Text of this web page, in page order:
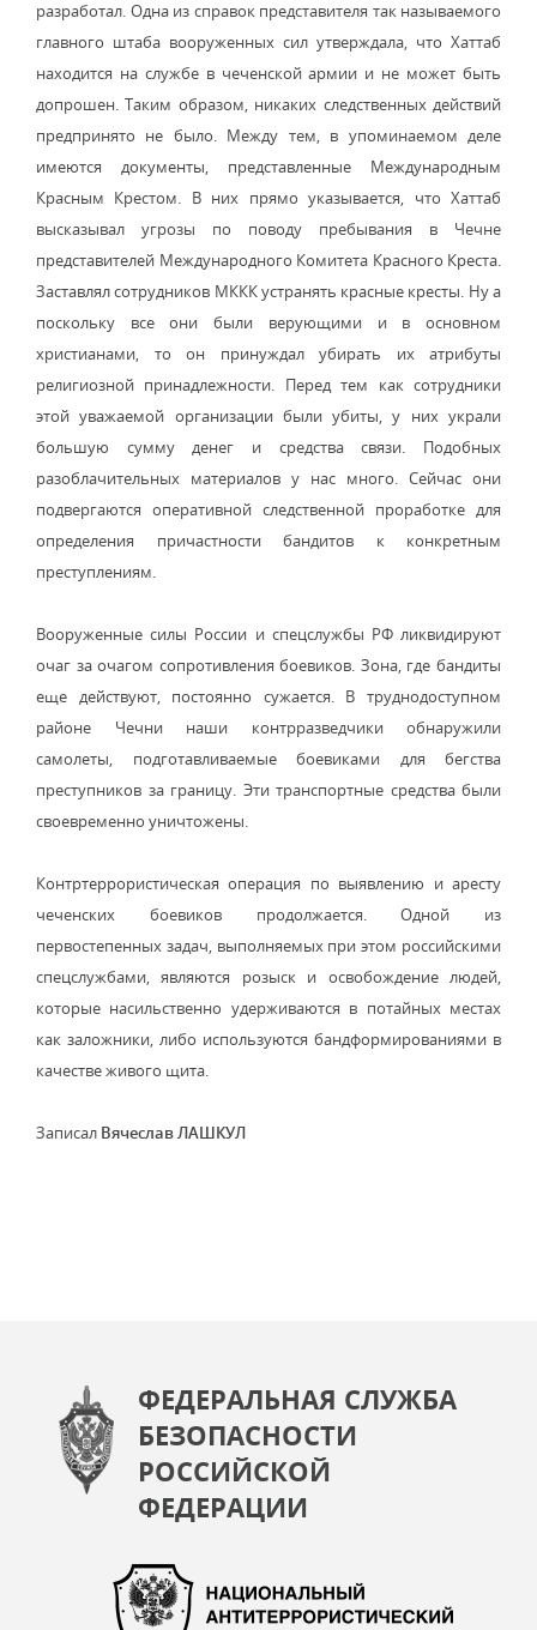
разработал. Одна из справок представителя так называемого
главного штаба вооруженных сил утверждала, что Хаттаб
находится на службе в чеченской армии и не может быть
допрошен. Таким образом, никаких следственных действий
предпринято не было. Между тем, в упоминаемом деле
имеются документы, представленные Международным
Красным Крестом. В них прямо указывается, что Хаттаб
высказывал угрозы по поводу пребывания в Чечне
представителей Международного Комитета Красного Креста.
Заставлял сотрудников МККК устранять красные кресты. Ну а
поскольку все они были верующими и в основном
христианами, то он принуждал убирать их атрибуты
религиозной принадлежности. Перед тем как сотрудники
этой уважаемой организации были убиты, у них украли
большую сумму денег и средства связи. Подобных
разоблачительных материалов у нас много. Сейчас они
подвергаются оперативной следственной проработке для
определения причастности бандитов к конкретным
преступлениям.
Вооруженные силы России и спецслужбы РФ ликвидируют
очаг за очагом сопротивления боевиков. Зона, где бандиты
еще действуют, постоянно сужается. В труднодоступном
районе Чечни наши контрразведчики обнаружили
самолеты, подготавливаемые боевиками для бегства
преступников за границу. Эти транспортные средства были
своевременно уничтожены.
Контртеррористическая операция по выявлению и аресту
чеченских боевиков продолжается. Одной из
первостепенных задач, выполняемых при этом российскими
спецслужбами, являются розыск и освобождение людей,
которые насильственно удерживаются в потайных местах
как заложники, либо используются бандформированиями в
качестве живого щита.
Записал Вячеслав ЛАШКУЛ
ФЕДЕРАЛЬНАЯ СЛУЖБА
БЕЗОПАСНОСТИ
РОССИЙСКОЙ
ФЕДЕРАЦИИ